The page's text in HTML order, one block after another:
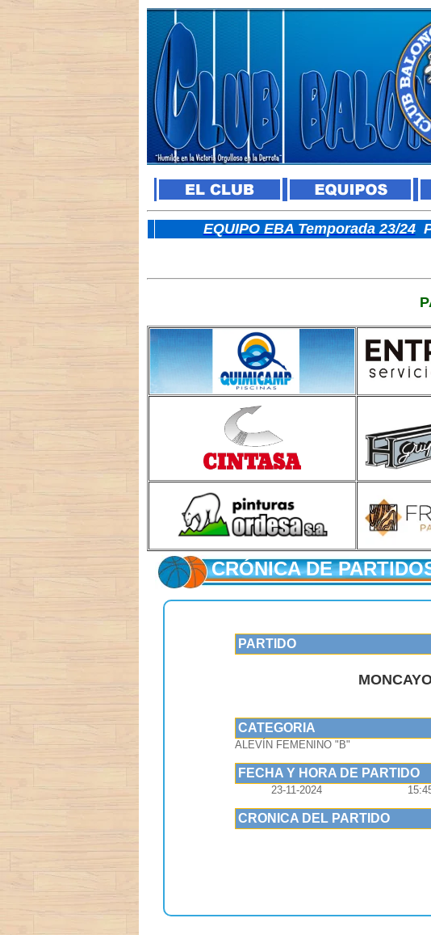
EQUIPO EBA Temporada 23/24
CRÓNICA DE
PARTIDO
CATEGORIA
ALEVÍN FEMENINO "B"
FECHA Y HORA DE PARTIDO
23-11-2024
CRONICA DEL PARTIDO